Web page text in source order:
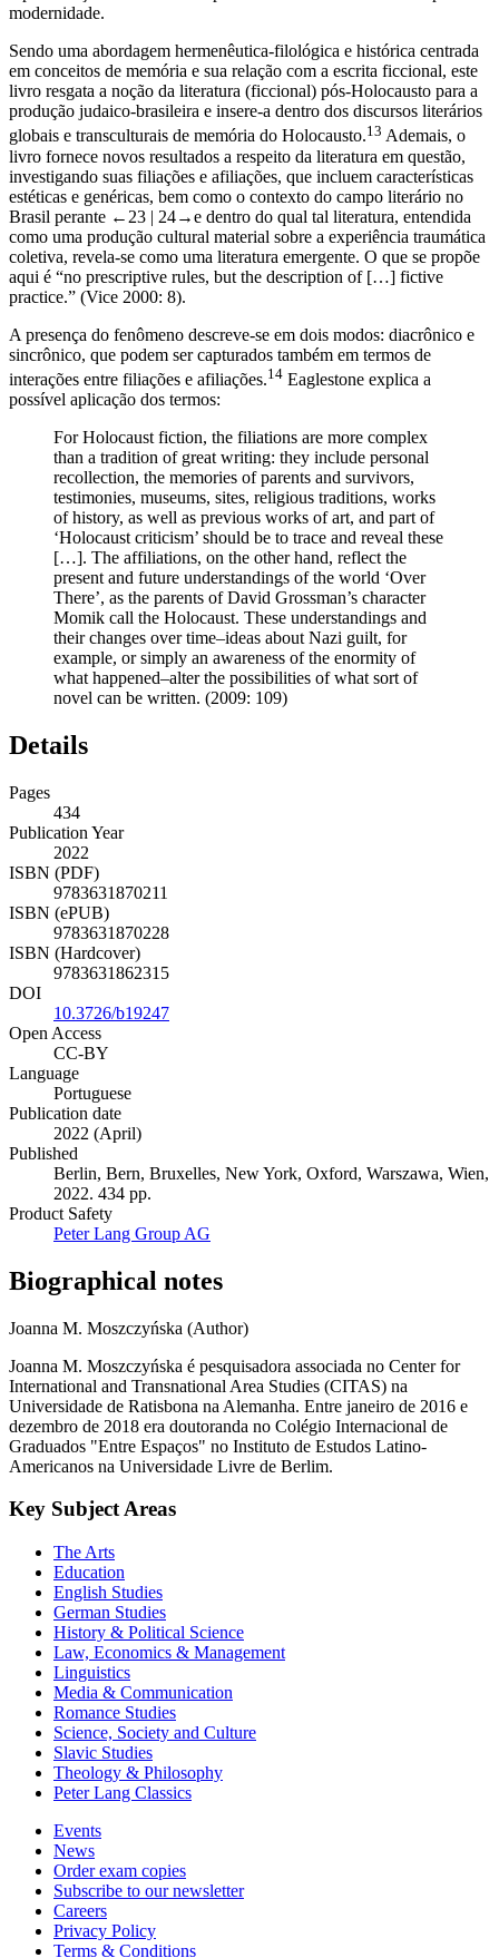
representação e da leitura do passado traumático coletivo na pós-
Sendo uma abordagem hermenêutica-filológica e histórica centrada
em conceitos de memória e sua relação com a escrita ficcional, este
livro resgata a noção da literatura (ficcional) pós-Holocausto para a
produção judaico-brasileira e insere-a dentro dos discursos literários
globais e transculturais de memória do Holocausto.13 Ademais, o
livro fornece novos resultados a respeito da literatura em questão,
investigando suas filiações e afiliações, que incluem características
estéticas e genéricas, bem como o contexto do campo literário no
Brasil perante←23 | 24→e dentro do qual tal literatura, entendida
como uma produção cultural material sobre a experiência traumática
coletiva, revela-se como uma literatura emergente. O que se propõe
aqui é “no prescriptive rules, but the description of […] fictive
A presença do fenômeno descreve-se em dois modos: diacrônico e
sincrônico, que podem ser capturados também em termos de
interações entre filiações e afiliações.
For Holocaust fiction, the filiations are more complex
than a tradition of great writing: they include personal
recollection, the memories of parents and survivors,
testimonies, museums, sites, religious traditions, works
of history, as well as previous works of art, and part of
‘Holocaust criticism’ should be to trace and reveal these
[…]. The affiliations, on the other hand, reflect the
present and future understandings of the world ‘Over
There’, as the parents of David Grossman’s character
Momik call the Holocaust. These understandings and
their changes over time–ideas about Nazi guilt, for
example, or simply an awareness of the enormity of
what happened–alter the possibilities of what sort of
434
Publication Year
2022
ISBN (PDF)
9783631870211
ISBN (ePUB)
9783631870228
ISBN (Hardcover)
10.3726/b19247
Open Access
CC-BY
Language
Portuguese
Publication date
2022 (April)
Published
Berlin, Bern, Bruxelles, New York, Oxford, Warszawa, Wien,
2022. 434 pp.
Product Safety
Biographical notes
Joanna M. Moszczyńska é pesquisadora associada no Center for
International and Transnational Area Studies (CITAS) na
Universidade de Ratisbona na Alemanha. Entre janeiro de 2016 e
dezembro de 2018 era doutoranda no Colégio Internacional de
Graduados "Entre Espaços" no Instituto de Estudos Latino-
The Arts
Education
English Studies
German Studies
History & Political Science
Law, Economics & Management
Linguistics
Media & Communication
Romance Studies
Science, Society and Culture
Slavic Studies
Theology & Philosophy
Events
News
Order exam copies
Subscribe to our newsletter
Careers
Privacy Policy